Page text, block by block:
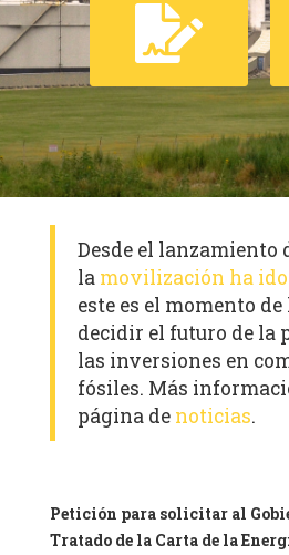
Desde el lanzamiento
la movilización ha
este es el momento
decidir el futuro de la
las inversiones en
fósiles. Más
página de noticias.
Petición para solicitar al
Tratado de la Carta de la